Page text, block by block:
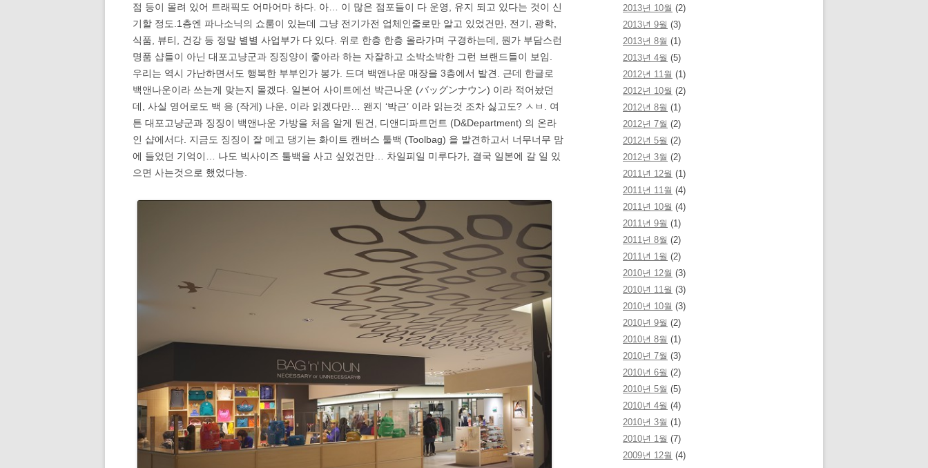
점 등이 몰려 있어 트래픽도 어마어마 하다. 아… 이 많은 점포들이 다 운영, 유지 되고 있다는 것이 신
기할 정도.1층엔 파나소닉의 쇼룸이 있는데 그냥 전기가전 업체인줄로만 알고 있었건만, 전기, 광학,
식품, 뷰티, 건강 등 정말 별별 사업부가 다 있다. 위로 한층 한층 올라가며 구경하는데, 뭔가 부담스런
명품 샵들이 아닌 대포고냥군과 징징양이 좋아라 하는 자잘하고 소박소박한 그런 브랜드들이 보임.
우리는 역시 가난하면서도 행복한 부부인가 봉가. 드뎌 백앤나운 매장을 3층에서 발견. 근데 한글로
백앤나운이라 쓰는게 맞는지 몰겠다. 일본어 사이트에선 박근나운 (バッグンナウン) 이라 적어놨던
데, 사실 영어로도 백 응 (작게) 나운, 이라 읽겠다만… 왠지 ‘박근’ 이라 읽는것 조차 싫고도? ㅅㅂ. 여
튼 대포고냥군과 징징이 백앤나운 가방을 처음 알게 된건, 디앤디파트먼트 (D&Department) 의 온라
인 샵에서다. 지금도 징징이 잘 메고 댕기는 화이트 캔버스 툴백 (Toolbag) 을 발견하고서 너무너무 맘
에 들었던 기억이… 나도 빅사이즈 툴백을 사고 싶었건만… 차일피일 미루다가, 결국 일본에 갈 일 있
으면 사는것으로 했었다능.
2013년 10월 (2)
2013년 9월 (3)
2013년 8월 (1)
2013년 4월 (5)
2012년 11월 (1)
2012년 10월 (2)
2012년 8월 (1)
2012년 7월 (2)
2012년 5월 (2)
2012년 3월 (2)
2011년 12월 (1)
2011년 11월 (4)
2011년 10월 (4)
2011년 9월 (1)
2011년 8월 (2)
2011년 1월 (2)
2010년 12월 (3)
2010년 11월 (3)
2010년 10월 (3)
2010년 9월 (2)
2010년 8월 (1)
2010년 7월 (3)
2010년 6월 (2)
2010년 5월 (5)
2010년 4월 (4)
2010년 3월 (1)
2010년 1월 (7)
2009년 12월 (4)